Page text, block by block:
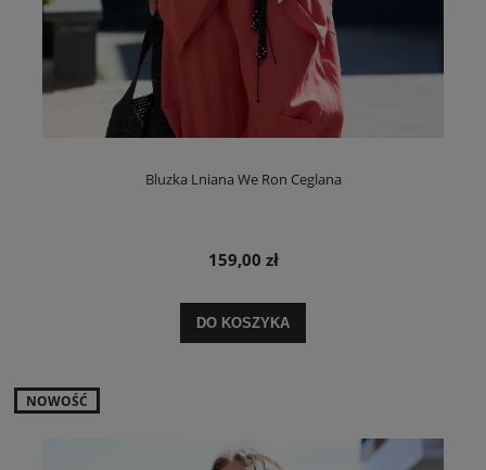
Bluzka Lniana We Ron Ceglana
159,00 zł
DO KOSZYKA
NOWOŚĆ